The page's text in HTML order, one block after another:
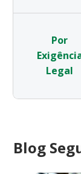
Por
Legal
Blog